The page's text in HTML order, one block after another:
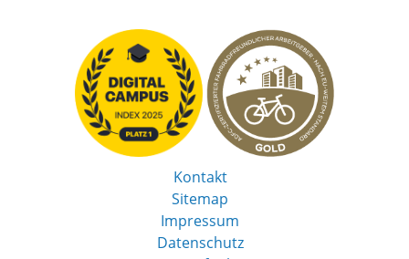
Kontakt
Sitemap
Impressum
Datenschutz